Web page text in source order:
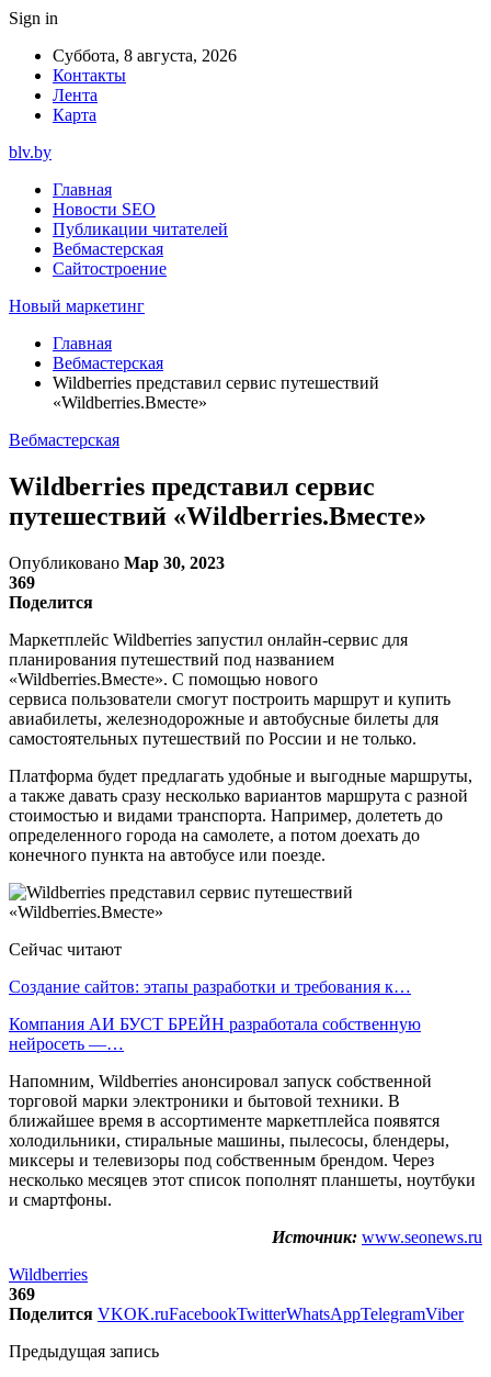
Sign in
Суббота, 8 августа, 2026
Контакты
Лента
Карта
blv.by
Главная
Новости SEO
Публикации читателей
Вебмастерская
Сайтостроение
Новый маркетинг
Главная
Вебмастерская
Wildberries представил сервис путешествий
«Wildberries.Вместе»
Вебмастерская
Wildberries представил сервис
путешествий «Wildberries.Вместе»
Опубликовано Мар 30, 2023
369
Поделится
Маркетплейс Wildberries запустил онлайн-сервис для
планирования путешествий под названием
«Wildberries.Вместе». С помощью нового
сервиса пользователи смогут построить маршрут и купить
авиабилеты, железнодорожные и автобусные билеты для
самостоятельных путешествий по России и не только.
Платформа будет предлагать удобные и выгодные маршруты,
а также давать сразу несколько вариантов маршрута с разной
стоимостью и видами транспорта. Например, долететь до
определенного города на самолете, а потом доехать до
конечного пункта на автобусе или поезде.
Сейчас читают
Создание сайтов: этапы разработки и требования к…
Компания АИ БУСТ БРЕЙН разработала собственную
нейросеть —…
Напомним, Wildberries анонсировал запуск собственной
торговой марки электроники и бытовой техники. В
ближайшее время в ассортименте маркетплейса появятся
холодильники, стиральные машины, пылесосы, блендеры,
миксеры и телевизоры под собственным брендом. Через
несколько месяцев этот список пополнят планшеты, ноутбуки
и смартфоны.
Источник: www.seonews.ru
Wildberries
369
Поделится VKOK.ruFacebookTwitterWhatsAppTelegramViber
Предыдущая запись